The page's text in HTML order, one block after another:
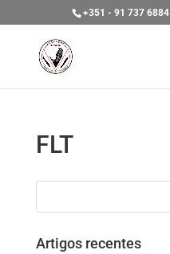
+351 - 91 737 6884
FLT
Artigos recentes